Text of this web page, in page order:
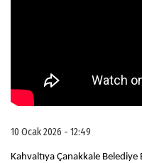
10 Ocak 2026 - 12:49
Kahvaltıya Çanakkale